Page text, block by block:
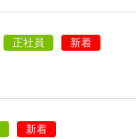
正社員 新着
新着